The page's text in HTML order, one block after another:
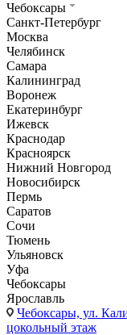
Чебоксары
Санкт-Петербург
Москва
Челябинск
Самара
Калининград
Воронеж
Екатеринбург
Ижевск
Краснодар
Красноярск
Нижний Новгород
Новосибирск
Пермь
Саратов
Сочи
Тюмень
Ульяновск
Уфа
Чебоксары
Ярославль
Чебоксары, ул.
цокольный этаж